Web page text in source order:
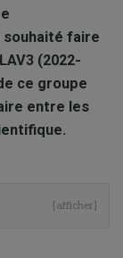
souhaité faire
(2022-
ce groupe
entre les
[afficher]